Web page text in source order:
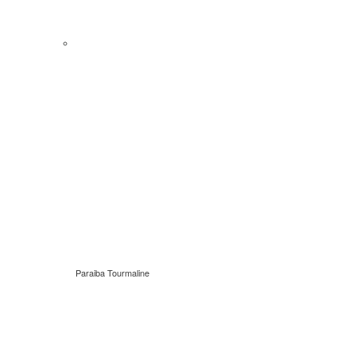
Paraiba Tourmaline